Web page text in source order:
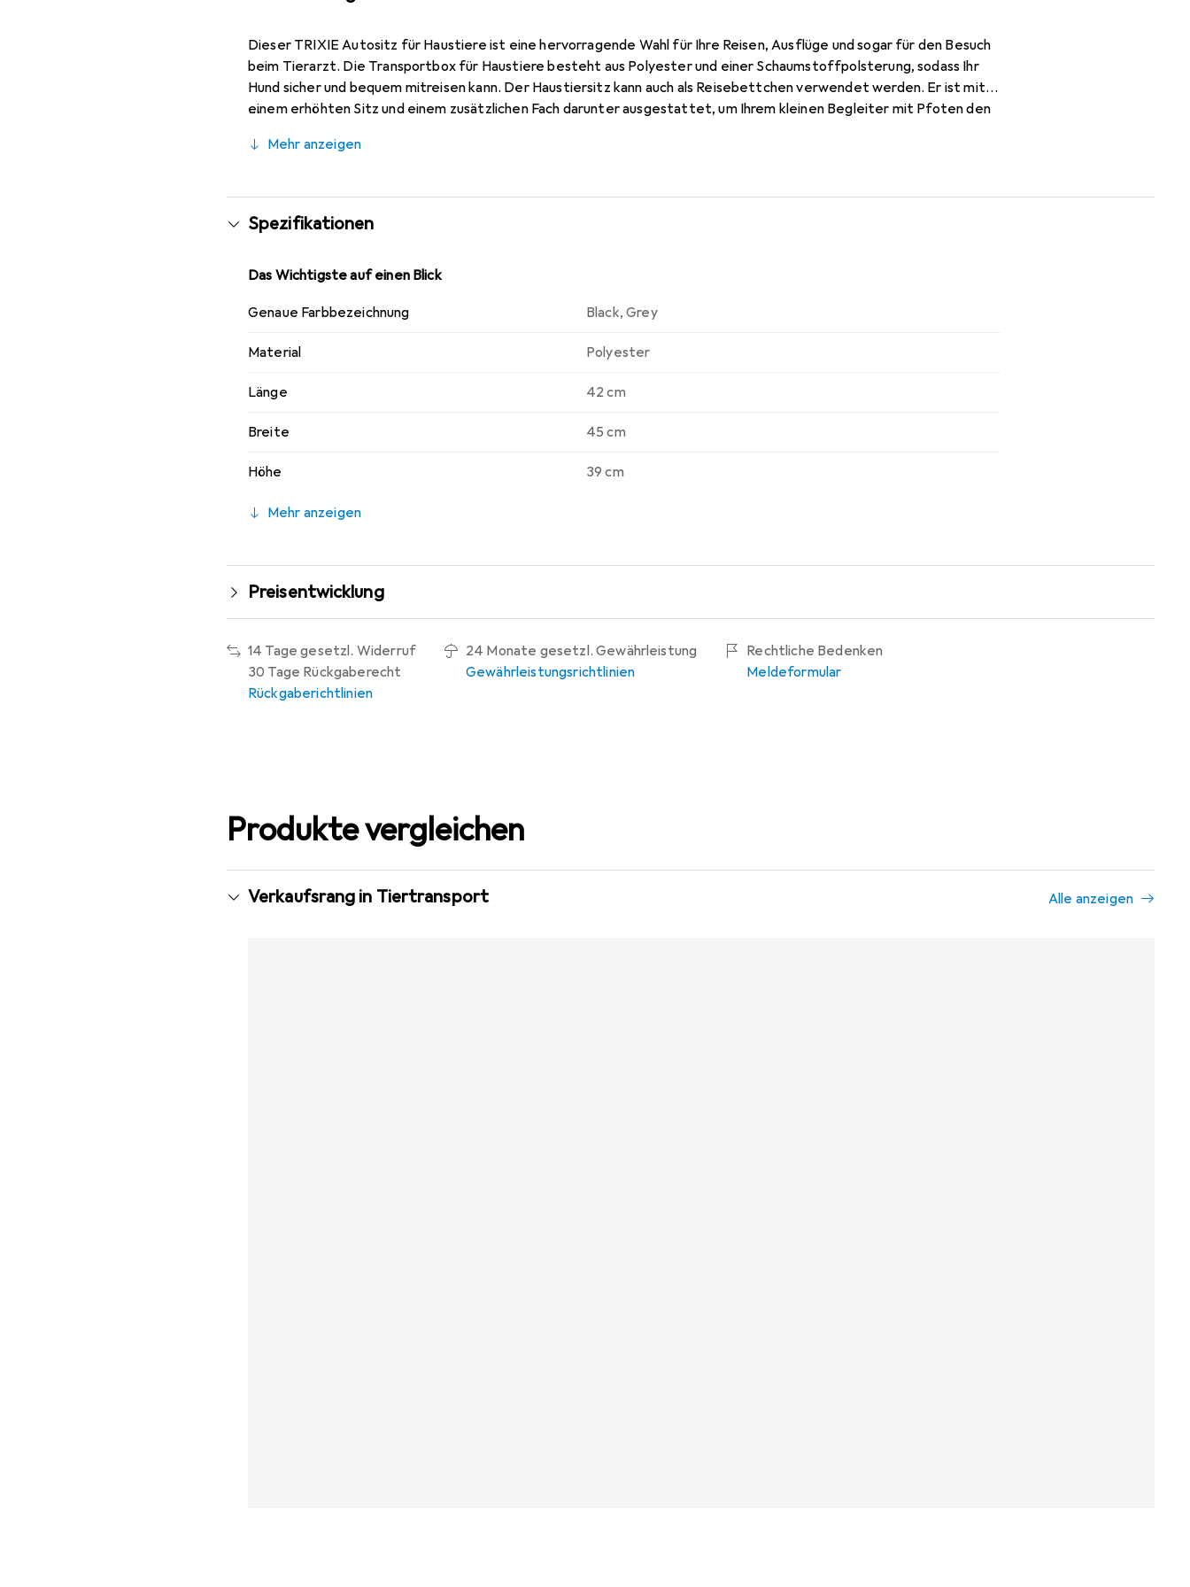
Dieser TRIXIE Autositz für Haustiere ist eine hervorragende Wahl für Ihre Reisen, Ausflüge und sogar für den Besuch
beim Tierarzt. Die Transportbox für Haustiere besteht aus Polyester und einer Schaumstoffpolsterung, sodass Ihr
Hund sicher und bequem mitreisen kann. Der Haustiersitz kann auch als Reisebettchen verwendet werden. Er ist mit
einem erhöhten Sitz und einem zusätzlichen Fach darunter ausgestattet, um Ihrem kleinen Begleiter mit Pfoten den
Kissen ist flexibel und praktisch. Die rutschfeste Unterseite gewährleistet Sicherheit und Stabilität. In der
zertifizierten Autosicherheitsgurt mit umfassendem Schutz, um Unfälle zu vermeiden.
Mehr anzeigen
Spezifikationen
Das Wichtigste auf einen Blick
Genaue Farbbezeichnung Black,Grey
Material Polyester
Länge 42 cm
Breite 45 cm
Höhe 39 cm
Mehr anzeigen
Preisentwicklung
14 Tage gesetzl. Widerruf
30 Tage Rückgaberecht
Rückgaberichtlinien
24 Monate gesetzl. Gewährleistung
Gewährleistungsrichtlinien
Rechtliche Bedenken
Meldeformular
Produkte vergleichen
Verkaufsrang in Tiertransport Alle anzeigen